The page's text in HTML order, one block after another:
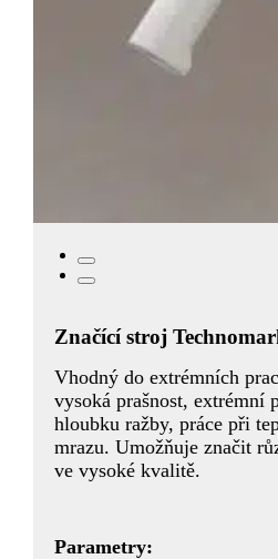
Značící stroj
Vhodný do extrémních
vysoká prašnost, extrémní
hloubku ražby, práce při
mrazu. Umožňuje značit
ve vysoké kvalitě.
Parametry: